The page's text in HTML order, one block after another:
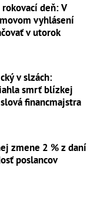
deň: V
vyhlásení
v utorok
v slzách:
smrť blízkej
financmajstra
zmene 2 % z daní
poslancov